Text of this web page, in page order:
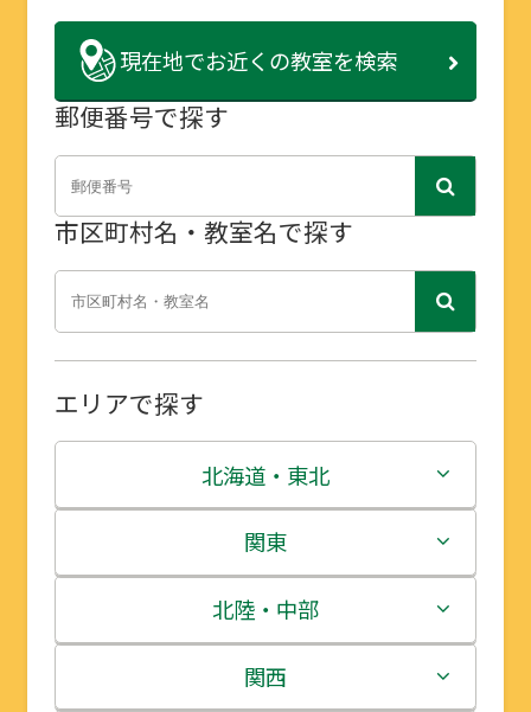
現在地でお近くの教室を検索
郵便番号で探す
市区町村名・教室名で探す
エリアで探す
北海道・東北
北海道
青森県
岩手県
関東
茨城県
栃木県
北陸・中部
新潟県
関西